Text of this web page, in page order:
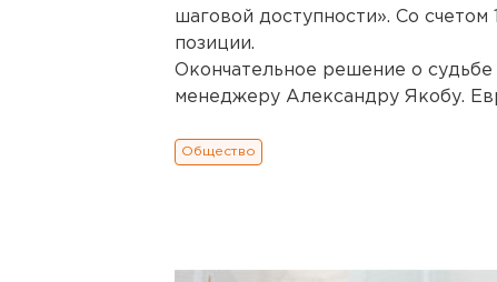
шаговой доступности». Со
позиции.
Окончательное решение о
менеджеру Александру Якобу.
Общество